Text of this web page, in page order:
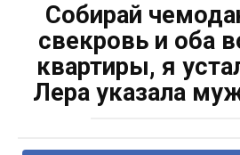
Собирай
свекровь и оба
квартиры, я
Лера указала